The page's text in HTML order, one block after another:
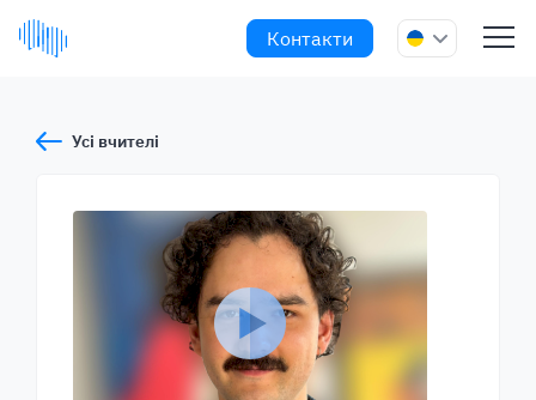
Контакти
Усі вчителі